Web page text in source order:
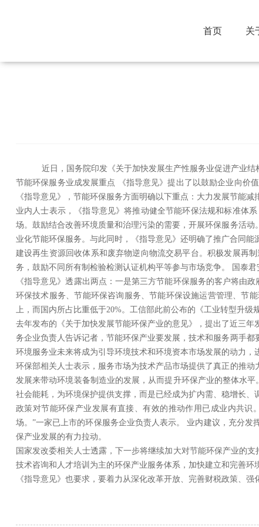
首页 关
近日，国务院印发《关于加快发展生产性服务业促进产业结
节能环保服务业成发展重点 《指导意见》提出了以鼓励企业向价
《指导意见》，节能环保服务方面明确以下重点：大力发展节能
业内人士表示，《指导意见》将推动健全节能环保法规和标准体
场。鼓励结合改善环境质量和治理污染的需要，开展环保服务活
业化节能环保服务。与此同时，《指导意见》还明确了推广合同能
建设再生资源回收体系和废弃物逆向物流交易平台。积极发展再
务，鼓励不同所有制检验检测认证机构平等参与市场竞争。 国泰
《指导意见》透露出两点：一是第三方节能环保服务的客户将由
环保技术服务、节能环保咨询服务、节能环保设施运营管理、节
上，而国内所占比重低于20%。工信部此前公布的《工业转型升级
去年发布的《关于加快发展节能环保产业的意见》，提出了近三
务企业负责人告诉记者，节能环保产业要发展，技术和服务两手
环境服务业未来将成为引导环境技术和环境资本市场发展的动力
环保部相关人士表示，服务市场为技术产品市场提供了真正的推
发展来带动环境装备制造业的发展，从而提升环保产业的整体水
社会能耗，为环境保护提供支撑，而是已经成为扩内需、稳增长
政策对节能环保产业发展有直接、有效的推动作用已成业内共
场。”一家已上市的环保服务企业负责人表示。 业内建议，充分
保产业发展的有力拉动。
国家发改委相关人士透露，下一步将继续加大对节能环保产业的
技术咨询和人才培训为主的环保产业服务体系，加快建立和完善环
《指导意见》也要求，要着力从深化改革开放、完善财税政策、